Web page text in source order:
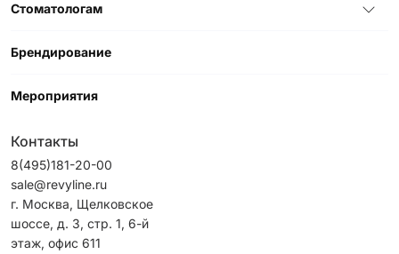
Стоматологам
Брендирование
Мероприятия
Контакты
8(495)181-20-00
sale@revyline.ru
г. Москва, Щелковское
шоссе, д. 3, стр. 1, 6-й
этаж, офис 611